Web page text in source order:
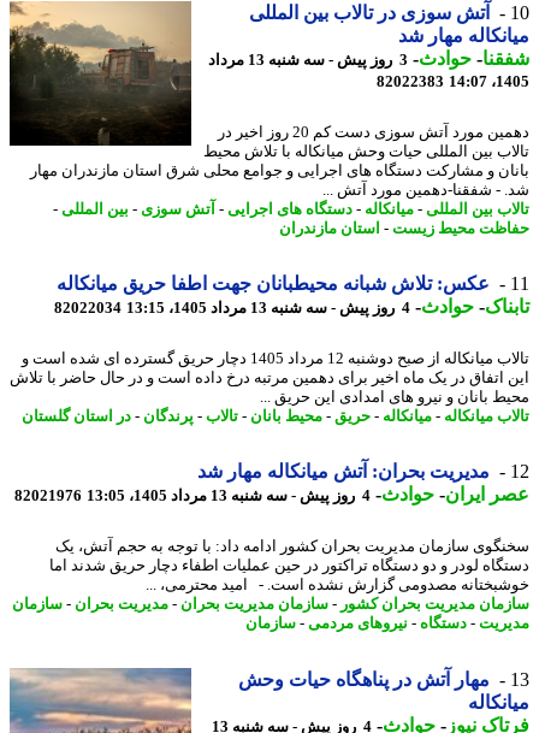
آتش سوزی در تالاب بین المللی
مهار شد
-حوادث -
3 روز پیش - سه شنبه 13 مرداد
82022383
دهمین مورد آتش سوزی دست کم 20 روز اخیر در
بین المللی حیات وحش میانکاله با تلاش محیط
و مشارکت دستگاه های اجرایی و جوامع محلی شرق استان مازندران مهار
- شفقنا-دهمین مورد آتش ...
بین المللی-میانکاله-دستگاه های اجرایی- آتش سوزی- بین المللی-
محیط زیست-استان مازندران
عکس: تلاش شبانه محیطبانان جهت اطفا حریق میانکاله
-حوادث -4 روز پیش - سه شنبه 13 مرداد 1405، 13:15 82022034
تالاب میانکاله از صبح دوشنبه 12 مرداد 1405 دچار حریق گسترده ای شده است و
اتفاق در یک ماه اخیر برای دهمین مرتبه درخ داده است و در حال حاضر با تلاش
بانان و نیرو های امدادی این حریق ...
میانکاله-میانکاله-حریق- محیط بانان-تالاب-پرندگان-در استان گلستان
مدیریت بحران: آتش میانکاله مهار شد
ایران- حوادث -4 روز پیش - سه شنبه 13 مرداد 1405، 13:05 82021976
سازمان مدیریت بحران کشور ادامه داد: با توجه به حجم آتش، یک
لودر و دو دستگاه تراکتور در حین عملیات اطفاء دچار حریق شدند اما
مصدومی گزارش نشده است. - امید محترمی، ...
مدیریت بحران کشور-سازمان مدیریت بحران- مدیریت بحران-
سازمان
-دستگاه-نیروهای مردمی -سازمان
مهار آتش در پناهگاه حیات وحش
نیوز-حوادث -
4 روز پیش - سه شنبه 13